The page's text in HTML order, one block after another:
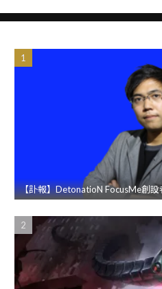
【訃報】DetonatioN FocusMe創